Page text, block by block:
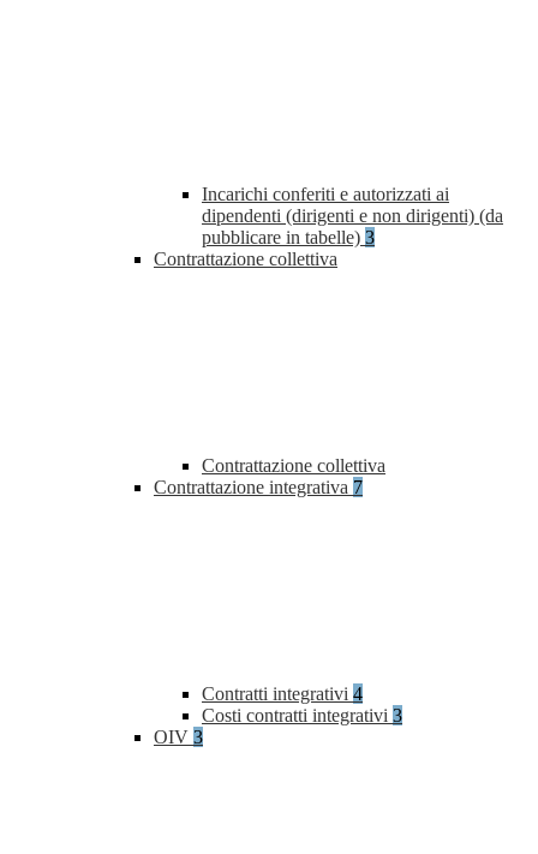
Incarichi conferiti e autorizzati ai
dipendenti (dirigenti e non dirigenti) (da
pubblicare in tabelle) 3
Contrattazione collettiva
Contrattazione collettiva
Contrattazione integrativa 7
Contratti integrativi 4
Costi contratti integrativi 3
OIV 3